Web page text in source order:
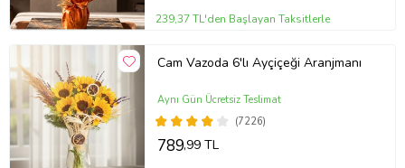
239,37 TL'den Başlayan Taksitlerle
Cam Vazoda 6'lı Ayçiçeği Aranjmanı
(7226)
Aynı Gün Ücretsiz Teslimat
789,99 TL